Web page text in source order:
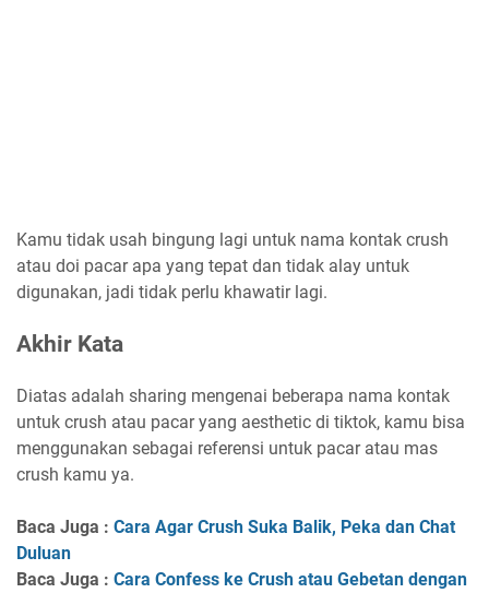
Kamu tidak usah bingung lagi untuk nama kontak crush
atau doi pacar apa yang tepat dan tidak alay untuk
digunakan, jadi tidak perlu khawatir lagi.
Akhir Kata
Diatas adalah sharing mengenai beberapa nama kontak
untuk crush atau pacar yang aesthetic di tiktok, kamu bisa
menggunakan sebagai referensi untuk pacar atau mas
crush kamu ya.
Baca Juga : Cara Agar Crush Suka Balik, Peka dan Chat
Duluan
Baca Juga : Cara Confess ke Crush atau Gebetan dengan